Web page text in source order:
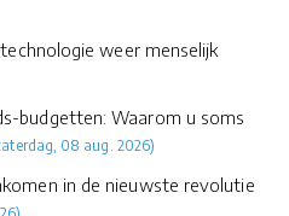
weer menselijk
budgetten: Waarom u soms
08 aug. 2026)
in de nieuwste revolutie